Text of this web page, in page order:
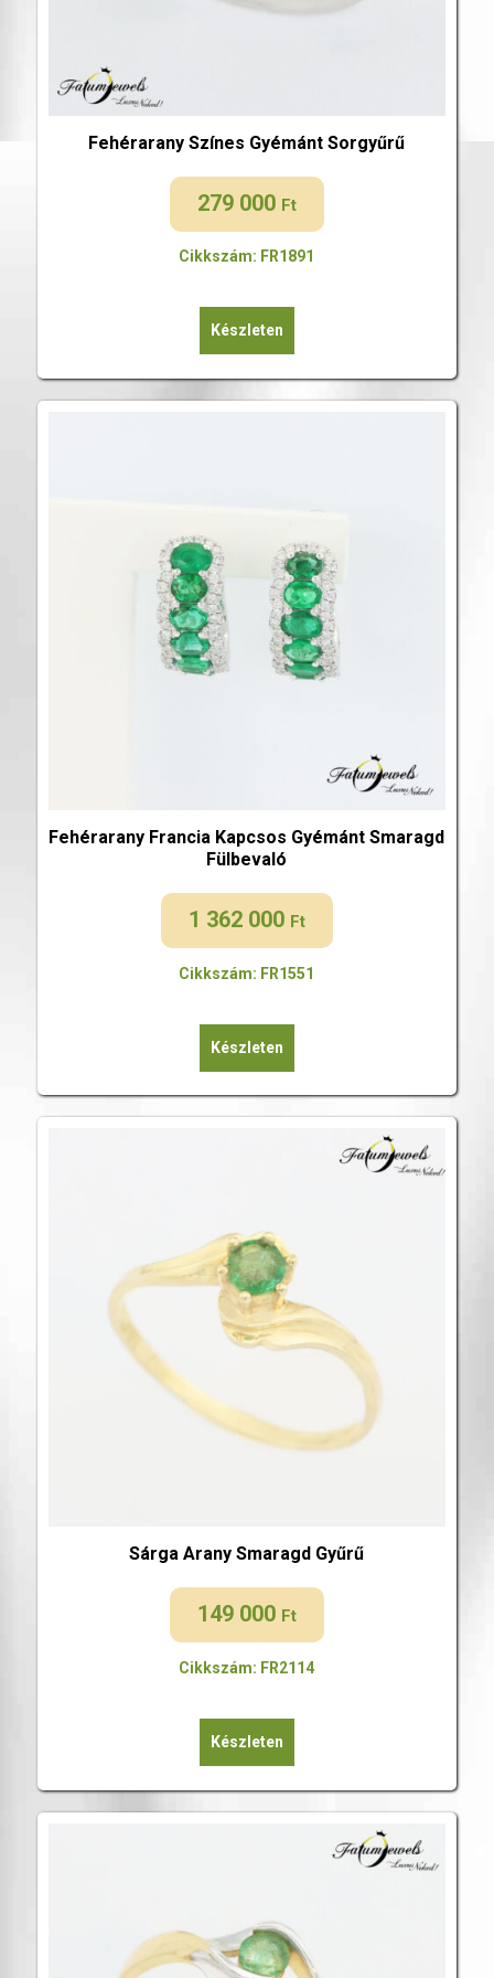
Fehérarany Színes Gyémánt Sorgyűrű
279 000 Ft
Cikkszám: FR1891
Készleten
Fehérarany Francia Kapcsos Gyémánt Smaragd
Fülbevaló
1 362 000 Ft
Cikkszám: FR1551
Készleten
Sárga Arany Smaragd Gyűrű
149 000 Ft
Cikkszám: FR2114
Készleten